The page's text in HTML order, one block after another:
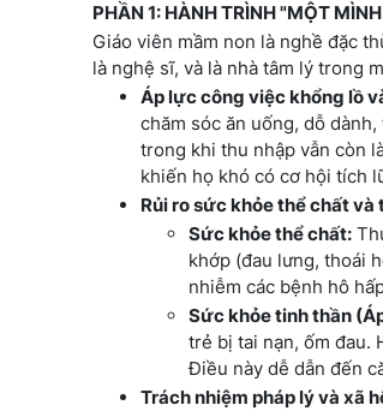
PHẦN 1: HÀNH TRÌNH "MỘT
Giáo viên mầm non là nghề đặc
là nghệ sĩ, và là nhà tâm lý trong
Áp lực công việc khổng lồ
chăm sóc ăn uống, dỗ
trong khi thu nhập vẫn còn
khiến họ khó có cơ hội tích
Rủi ro sức khỏe thể chất
Sức khỏe thể chất:
khớp (đau lưng, thoái
nhiễm các bệnh hô
Sức khỏe tinh thần
trẻ bị tai nạn, ốm đau.
Điều này dễ dẫn đến
Trách nhiệm pháp lý và xã